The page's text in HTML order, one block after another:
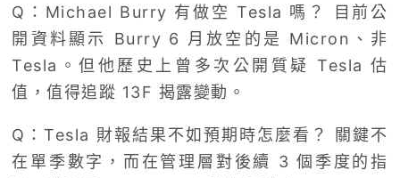
Q：Michael Burry 有做空 Tesla 嗎？ 目前公
開資料顯示 Burry 6 月放空的是 Micron、非
Tesla。但他歷史上曾多次公開質疑 Tesla 估
值，值得追蹤 13F 揭露變動。
Q：Tesla 財報結果不如預期時怎麼看？ 關鍵不
在單季數字，而在管理層對後續 3 個季度的指